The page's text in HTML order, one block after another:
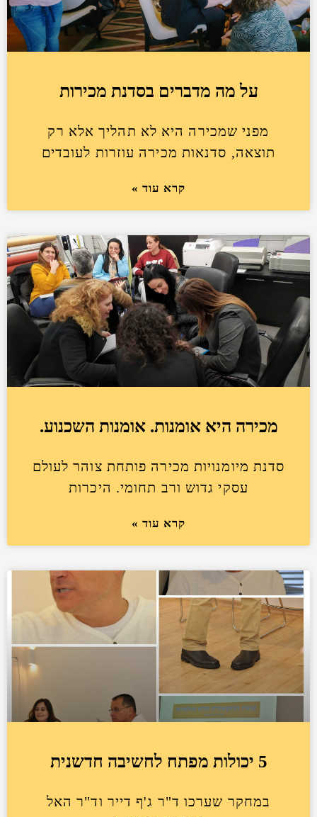
על מה מדברים בסדנת מכירות
מפני שמכירה היא לא תהליך אלא רק
תוצאה, סדנאות מכירה עוזרות לעובדים
קרא עוד »
מכירה היא אומנות. אומנות השכנוע.
סדנת מיומנויות מכירה פותחת צוהר לעולם
עסקי גדוש ורב תחומי. היכרות
קרא עוד »
5 יכולות מפתח לחשיבה חדשנית
במחקר שערכו ד"ר ג'ף דייר וד"ר האל